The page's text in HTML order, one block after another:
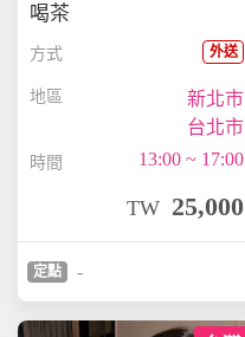
喝茶
方式 外送
地區
新北市
台北市
時間 13:00 ~ 17:00
TW 25,000
定點 -